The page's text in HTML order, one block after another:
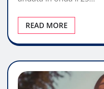
READ MORE